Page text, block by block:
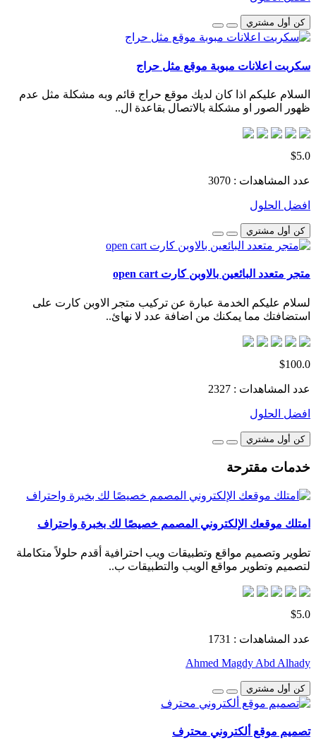
كن أول مشتري
سكربت اعلانات مبوبة موقع مثل حراج
السلام عليكم اذا كان لديك موقع حراج قائم وبه مشكلة مثل عدم
ظهور الصور او مشكلة بالاتصال بقاعدة ال..
$5.0
عدد المشاهدات : 3070
افضل الحلول
كن أول مشتري
متجر متعدد البائعين بالاوبن كارت open cart
لسلام عليكم الخدمة عبارة عن تركيب متجر الاوبن كارت على
استضافتك مما يمكنك من اضافة عدد لا نهائ..
$100.0
عدد المشاهدات : 2327
افضل الحلول
كن أول مشتري
خدمات مقترحة
امتلك موقعك الإلكتروني المصمم خصيصًا لك بخبرة واحتراف
تطوير وتصميم مواقع وتطبيقات ويب احترافية أقدم حلولاً متكاملة
لتصميم وتطوير مواقع الويب والتطبيقات ب..
$5.0
عدد المشاهدات : 1731
Ahmed Magdy Abd Alhady
كن أول مشتري
تصميم موقع ألكتروني محترف